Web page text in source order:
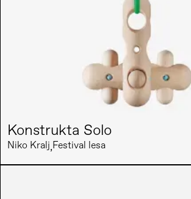
Konstrukta Solo
Niko Kralj Festival lesa